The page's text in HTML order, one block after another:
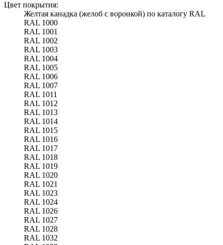
Цвет покрытия:
Желтая канадка (желоб с воронкой) по каталогу RAL
RAL 1000
RAL 1001
RAL 1002
RAL 1003
RAL 1004
RAL 1005
RAL 1006
RAL 1007
RAL 1011
RAL 1012
RAL 1013
RAL 1014
RAL 1015
RAL 1016
RAL 1017
RAL 1018
RAL 1019
RAL 1020
RAL 1021
RAL 1023
RAL 1024
RAL 1026
RAL 1027
RAL 1028
RAL 1032